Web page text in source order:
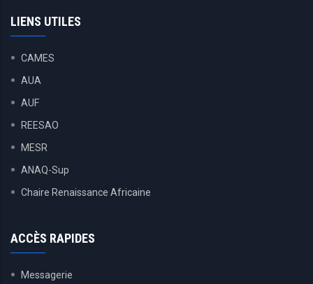
LIENS UTILES
CAMES
AUA
AUF
REESAO
MESR
ANAQ-Sup
Chaire Renaissance Africaine
ACCÈS RAPIDES
Messagerie